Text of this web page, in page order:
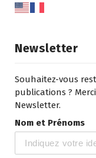
Newsletter
Souhaitez-vous
publications ?
Newsletter.
Nom et Prénoms